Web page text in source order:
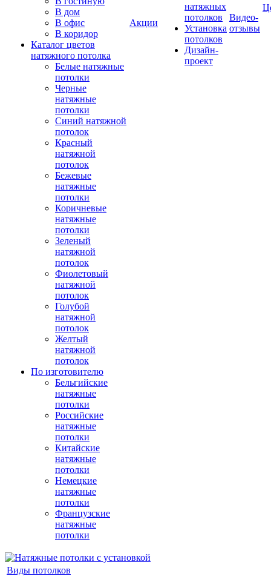
В дом
В офис
В коридор
Каталог цветов
натяжного потолка
Белые натяжные
потолки
Черные
натяжные
потолки
Синий натяжной
потолок
Красный
натяжной
потолок
Бежевые
натяжные
потолки
Коричневые
натяжные
потолки
Зеленый
натяжной
потолок
Фиолетовый
натяжной
потолок
Голубой
натяжной
потолок
Желтый
натяжной
потолок
По изготовителю
Бельгийские
натяжные
потолки
Российские
натяжные
потолки
Китайские
натяжные
потолки
Немецкие
натяжные
потолки
Французские
натяжные
потолки
Акции
натяжных
потолков
Установка
потолков
Дизайн-
проект
Видео-
отзывы
Виды потолков